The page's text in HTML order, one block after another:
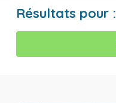
Résultats pour :